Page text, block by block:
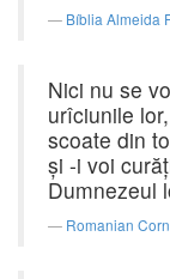
Bíblia Almeida
Nici nu se
urîciunile
scoate din
şi -i voi
Dumnezeul
Romanian